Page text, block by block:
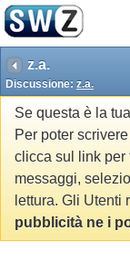
z.a.
Discussione: z.a.
Se questa è la
Per poter
clicca sul link per
messaggi,
lettura. Gli Utenti
pubblicità ne i